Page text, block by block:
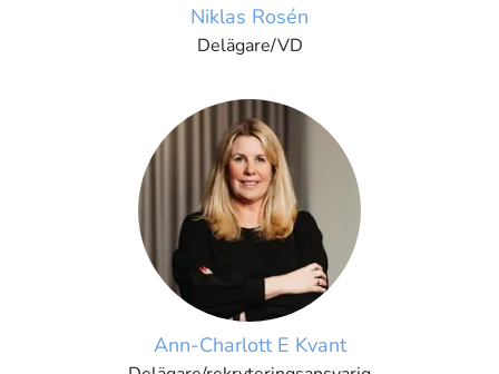
Niklas Rosén
Delägare/VD
Ann-Charlott E Kvant